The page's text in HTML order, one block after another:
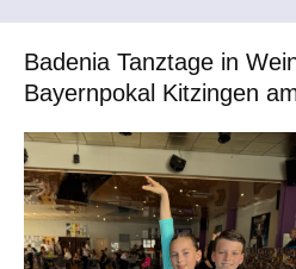
Badenia Tanztage in
Bayernpokal Kitzingen